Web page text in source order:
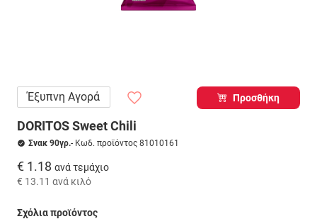
Έξυπνη Αγορά Προσθήκη
DORITOS Sweet Chili
Σνακ 90γρ.- Κωδ. προϊόντος 81010161
€ 1.18 ανά τεμάχιο
€ 13.11 ανά κιλό
Σχόλια προϊόντος